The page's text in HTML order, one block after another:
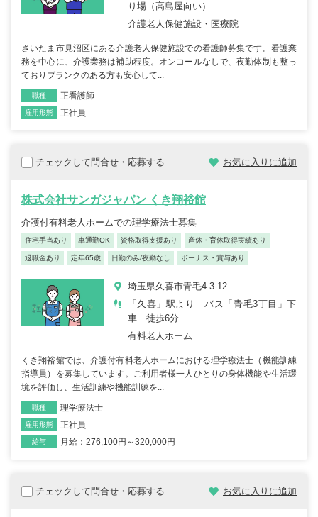
り場（高島屋向い）...
介護老人保健施設・医療院
さいたま市見沼区にある介護老人保健施設での看護師募集です。看護業
務を中心に、介護業務は補助程度。オンコールなしで、夜勤体制も整っ
ておりブランクのある方も安心して...
職種 正看護師
雇用形態 正社員
チェックして問合せ・応募する お気に入りに追加
株式会社サンガジャパン くき翔裕館
介護付有料老人ホームでの理学療法士募集
住宅手当あり 車通勤OK 資格取得支援あり 産休・育休取得実績あり
退職金あり 定年65歳 日勤のみ/夜勤なし ボーナス・賞与あり
埼玉県久喜市青毛4-3-12
「久喜」駅より バス「青毛3丁目」下
車 徒歩6分
有料老人ホーム
くき翔裕館では、介護付有料老人ホームにおける理学療法士（機能訓練
指導員）を募集しています。ご利用者様一人ひとりの身体機能や生活環
境を評価し、生活訓練や機能訓練を...
職種 理学療法士
雇用形態 正社員
給与 月給：276,100円～320,000円
チェックして問合せ・応募する お気に入りに追加